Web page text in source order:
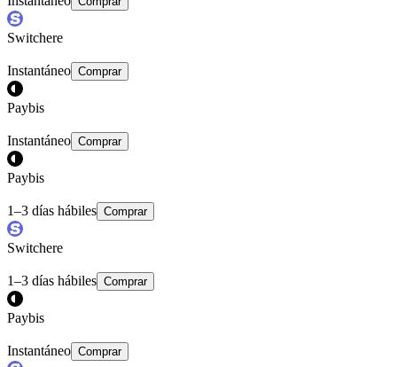
Switchere
Instantáneo Comprar
Paybis
Instantáneo Comprar
Paybis
1–3 días hábiles Comprar
Switchere
1–3 días hábiles Comprar
Paybis
Instantáneo Comprar